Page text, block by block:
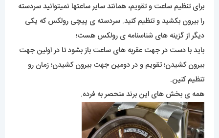
برای تنظیم ساعت و تقویم، همانند سایر ساعتها نمیتوانید سردسته
را بیرون بکشید و تنظیم کنید. سردسته ی پیچی رولکس که یکی
دیگر از گزینه های شناسنامه ی رولکس هست؛
باید با دست در جهت عقربه های ساعت باز بشود تا در اولین جهت
بیرون کشیدن؛ تقویم و در دومین جهت بیرون کشیدن؛ زمان رو
تنظیم کنین.
همه ی بخش های این برند منحصر به فرده.